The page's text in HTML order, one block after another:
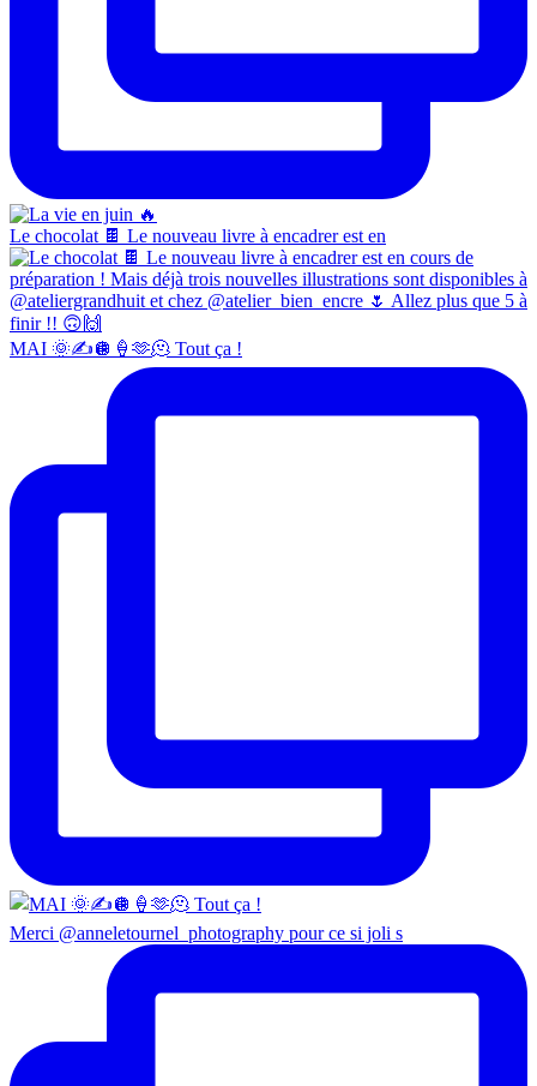
Le chocolat 🍫 Le nouveau livre à encadrer est en
MAI 🌞✍️🪩🍦🫶🫠 Tout ça !
Merci @anneletournel_photography pour ce si joli s